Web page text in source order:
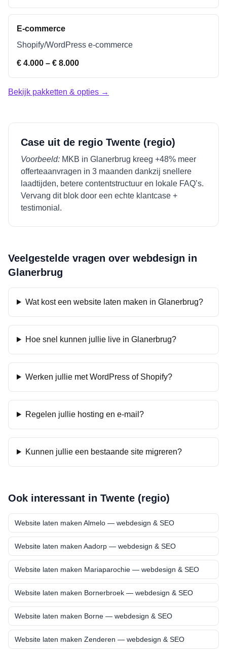
E-commerce
Shopify/WordPress e-commerce
€ 4.000 – € 8.000
Bekijk pakketten & opties →
Case uit de regio Twente (regio)
Voorbeeld: MKB in Glanerbrug kreeg +48% meer
offerteaanvragen in 3 maanden dankzij snellere
laadtijden, betere contentstructuur en lokale FAQ’s.
Vervang dit blok door een echte klantcase +
testimonial.
Veelgestelde vragen over webdesign in
Glanerbrug
Wat kost een website laten maken in Glanerbrug?
Hoe snel kunnen jullie live in Glanerbrug?
Werken jullie met WordPress of Shopify?
Regelen jullie hosting en e-mail?
Kunnen jullie een bestaande site migreren?
Ook interessant in Twente (regio)
Website laten maken Almelo — webdesign & SEO
Website laten maken Aadorp — webdesign & SEO
Website laten maken Mariaparochie — webdesign & SEO
Website laten maken Bornerbroek — webdesign & SEO
Website laten maken Borne — webdesign & SEO
Website laten maken Zenderen — webdesign & SEO